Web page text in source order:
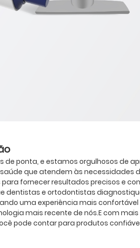
ponta, e estamos orgulhosos de
que atendem às necessidades
fornecer resultados precisos e
dentistas e ortodontistas
uma experiência mais confortável
mais recente de nós.E com
pode contar para produtos